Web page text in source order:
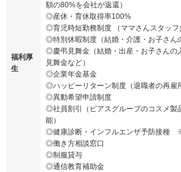
福利厚
生
額の80%を会社が返還）
◎産休・育休取得率100%
◎育児時短勤務制度 （ママさんスタッフ
◎特別休暇制度（結婚・介護・お子さん
◎慶弔見舞金（結婚・出産・お子さんの
見舞金など）
◎企業年金基金
◎ハッピーリターン制度（退職者の再雇
◎異動希望申請制度
◎社員割引（ピアスグループのコスメ製
能）
◎健康診断・インフルエンザ予防接種
◎働き方相談窓口
◎制服貸与
◎通信教育補助金